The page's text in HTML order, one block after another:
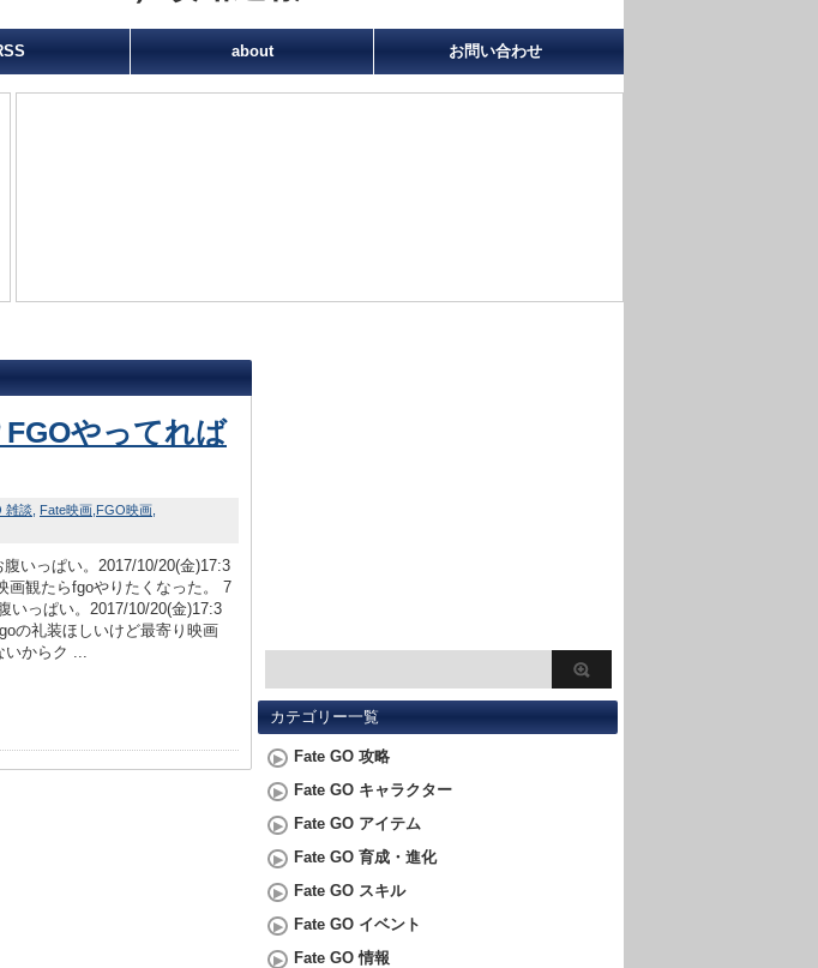
about お問い合わせ
やってれば
雑談 Fate映画 FGO映画
いっぱい。2017/10/20(金)17:3
画観たらfgoやりたくなった。 7
いっぱい。2017/10/20(金)17:3
の礼装ほしいけど最寄り映画
いからク ...
カテゴリー一覧
Fate GO 攻略
Fate GO キャラクター
Fate GO アイテム
Fate GO 育成・進化
Fate GO スキル
Fate GO イベント
Fate GO 情報